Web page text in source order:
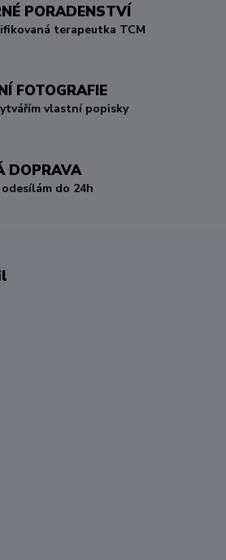
PORADENSTVÍ
terapeutka TCM
FOTOGRAFIE
vlastní popisky
DOPRAVA
do 24h